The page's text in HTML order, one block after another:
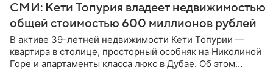
СМИ: Кети Топурия владеет недвижимостью
общей стоимостью 600 миллионов рублей
В активе 39-летней недвижимости Кети Топурии —
квартира в столице, просторный особняк на Николиной
Горе и апартаменты класса люкс в Дубае. Об этом